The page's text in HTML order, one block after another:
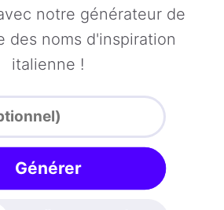
notre générateur de
des noms d'inspiration
italienne !
Générer